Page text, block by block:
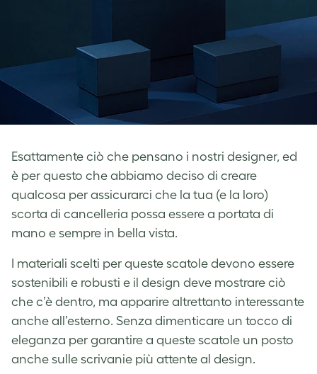
Esattamente ciò che pensano i nostri designer, ed
è per questo che abbiamo deciso di creare
qualcosa per assicurarci che la tua (e la loro)
scorta di cancelleria possa essere a portata di
mano e sempre in bella vista.
I materiali scelti per queste scatole devono essere
sostenibili e robusti e il design deve mostrare ciò
che c’è dentro, ma apparire altrettanto interessante
anche all’esterno. Senza dimenticare un tocco di
eleganza per garantire a queste scatole un posto
anche sulle scrivanie più attente al design.